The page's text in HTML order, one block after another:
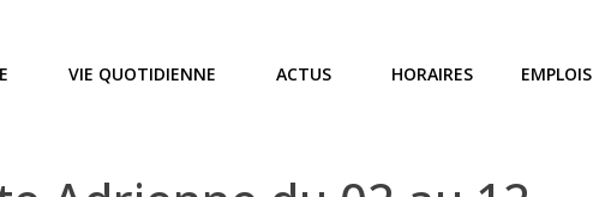
VIE QUOTIDIENNE ACTUS HORAIRES EMPLOIS